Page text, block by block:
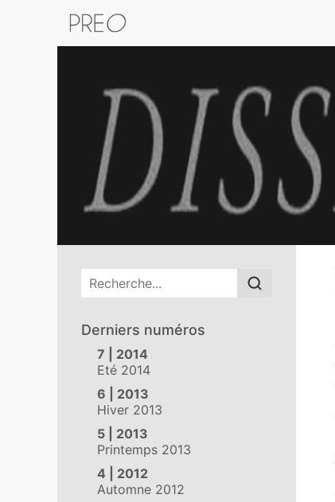
Menu principal
Derniers numéros
7 | 2014
Eté 2014
6 | 2013
Hiver 2013
5 | 2013
Printemps 2013
4 | 2012
Automne 2012